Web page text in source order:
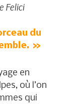
Felici
du
»
en
où l’on
qui